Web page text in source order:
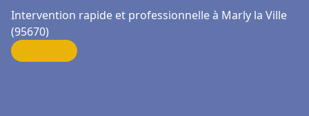
Intervention rapide et professionnelle à Marly la Ville
(95670)